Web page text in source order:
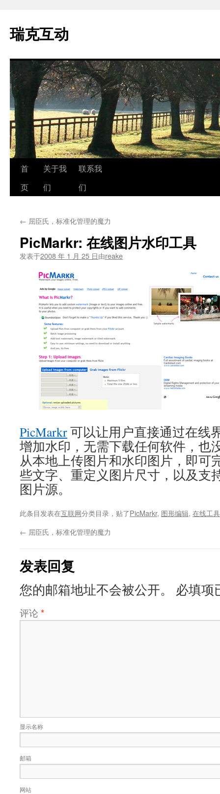
瑞克互动
跳
至
文
首
页
关于我
们
联系我
们
← 屈臣氏，标准化管理的魔力
PicMarkr: 在线图片水印工具
发表于2008 年 1 月 25 日由reake
PicMarkr可以让用户直接通过在线
增加水印，无需下载任何软件，也
从本地上传图片和水印图片，即可
些文字、重定义图片尺寸，以及支
图片源。
此条目发表在互联网分类目录，贴了PicMarkr, 图形编辑, 在线工具
← 屈臣氏，标准化管理的魔力
发表回复
您的邮箱地址不会被公开。 必填项
评论 *
显示名称
邮箱
网站